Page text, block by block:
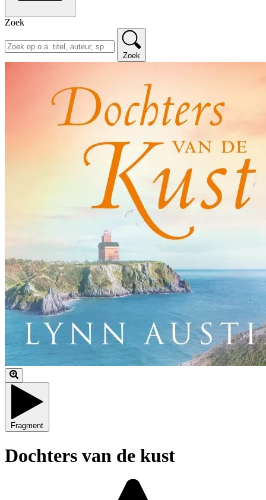
Zoek
Zoek
Fragment
Dochters van de kust